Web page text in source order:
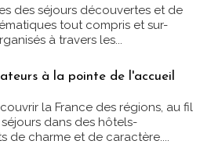
des séjours découvertes et de
tout compris et sur-
à travers les...
à la pointe de l'accueil
la France des régions, au fil
dans des hôtels-
de charme et de caractère....